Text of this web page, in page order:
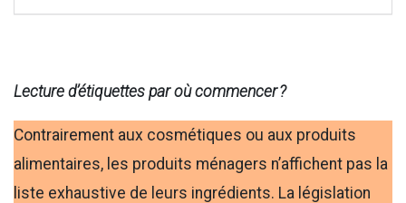
Lecture d’étiquettes par où commencer ?
Contrairement aux cosmétiques ou aux produits
alimentaires, les produits ménagers n’affichent pas la
liste exhaustive de leurs ingrédients. La législation